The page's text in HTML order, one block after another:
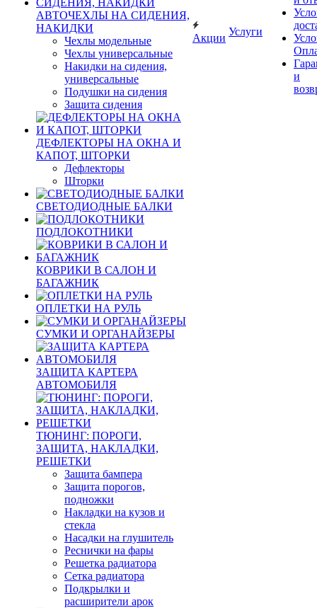
АВТОЧЕХЛЫ НА СИДЕНИЯ,
НАКИДКИ
Чехлы модельные
Чехлы универсальные
Накидки на сидения,
универсальные
Подушки на сидения
Защита сидения
ДЕФЛЕКТОРЫ НА ОКНА И
КАПОТ, ШТОРКИ
Дефлекторы
Шторки
СВЕТОДИОДНЫЕ БАЛКИ
ПОДЛОКОТНИКИ
КОВРИКИ В САЛОН И
БАГАЖНИК
ОПЛЕТКИ НА РУЛЬ
СУМКИ И ОРГАНАЙЗЕРЫ
ЗАЩИТА КАРТЕРА
АВТОМОБИЛЯ
ТЮНИНГ: ПОРОГИ,
ЗАЩИТА, НАКЛАДКИ,
РЕШЕТКИ
Защита бампера
Защита порогов,
подножки
Накладки на кузов и
стекла
Насадки на глушитель
Реснички на фары
Решетка радиатора
Сетка радиатора
Подкрылки и
расширители арок
Акции
Услуги
и